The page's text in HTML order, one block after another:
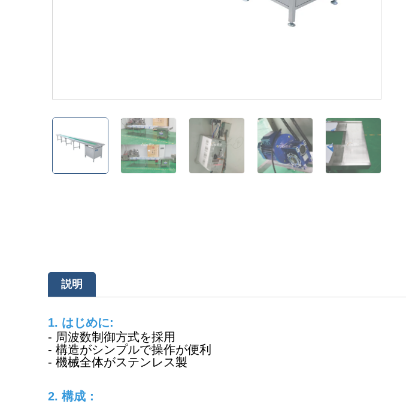
説明
1. はじめに:
- 周波数制御方式を採用
- 構造がシンプルで操作が便利
- 機械全体がステンレス製
2. 構成：